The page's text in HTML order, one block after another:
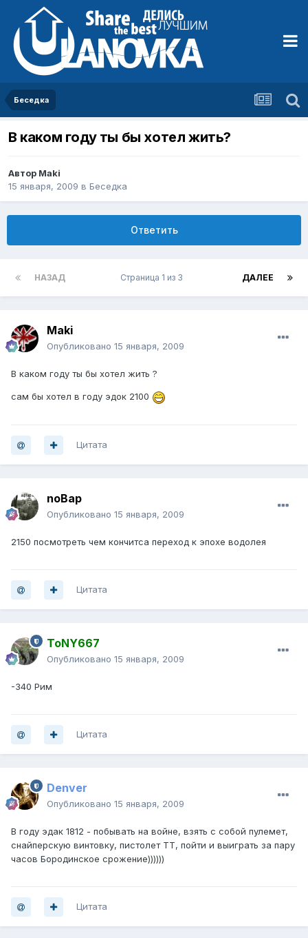
Беседка
В каком году ты бы хотел жить?
Автор Maki
15 января, 2009 в Беседка
Ответить
НАЗАД ДАЛЕЕ
Страница 1 из 3
Maki
Опубликовано 15 января, 2009
В каком году ты бы хотел жить ?
сам бы хотел в году эдок 2100
Цитата
noBap
Опубликовано 15 января, 2009
2150 посмотреть чем кончитса переход к эпохе водолея
Цитата
ToNY667
Опубликовано 15 января, 2009
-340 Рим
Цитата
Denver
Опубликовано 15 января, 2009
В году эдак 1812 - побывать на войне, взять с собой пулемет,
снайперскую винтовку, пистолет ТТ, пойти и выиграть за пару
часов Бородинское срожение))))))
Цитата